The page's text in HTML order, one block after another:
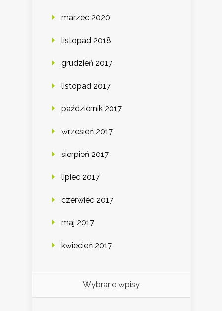
marzec 2020
listopad 2018
grudzień 2017
listopad 2017
październik 2017
wrzesień 2017
sierpień 2017
lipiec 2017
czerwiec 2017
maj 2017
kwiecień 2017
Wybrane wpisy